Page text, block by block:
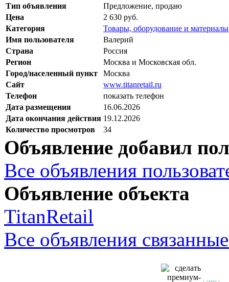
Тип объявления
Предложение, продаю
Цена
2 630 руб.
Категория
Товары, оборудование и материалы
Имя пользователя
Валерий
Страна
Россия
Регион
Москва и Московская обл.
Город/населенный пункт
Москва
Сайт
www.titanretail.ru
Телефон
показать телефон
Дата размещения
16.06.2026
Дата окончания действия 19.12.2026
Количество просмотров
34
Объявление добавил
Все объявления
Объявление объекта
TitanRetail
Все объявления